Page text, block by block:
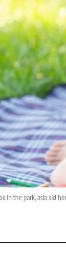
in the park, asia kid